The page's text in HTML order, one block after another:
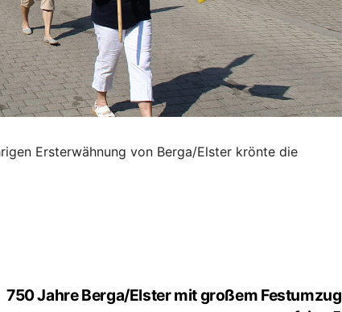
Ersterwähnung von Berga/Elster krönte die
750 Jahre Berga/Elster mit großem Festumzug